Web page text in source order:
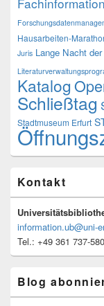
Hausarbeiten-
Juris Lange Nacht
Katalog
Schließtag
Stadtmuseum Erfurt
Kontakt
information.ub@uni-
Tel.: +49 361 737-
Blog